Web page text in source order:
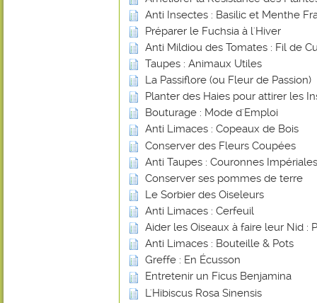
Anti Insectes : Basilic et Menthe
Préparer le Fuchsia à l'Hiver
Anti Mildiou des Tomates : Fil de
Taupes : Animaux Utiles
La Passiflore (ou Fleur de Passion)
Planter des Haies pour attirer les
Bouturage : Mode d'Emploi
Anti Limaces : Copeaux de Bois
Conserver des Fleurs Coupées
Anti Taupes : Couronnes Impériales
Conserver ses pommes de terre
Le Sorbier des Oiseleurs
Anti Limaces : Cerfeuil
Aider les Oiseaux à faire leur Nid :
Anti Limaces : Bouteille & Pots
Greffe : En Écusson
Entretenir un Ficus Benjamina
L'Hibiscus Rosa Sinensis